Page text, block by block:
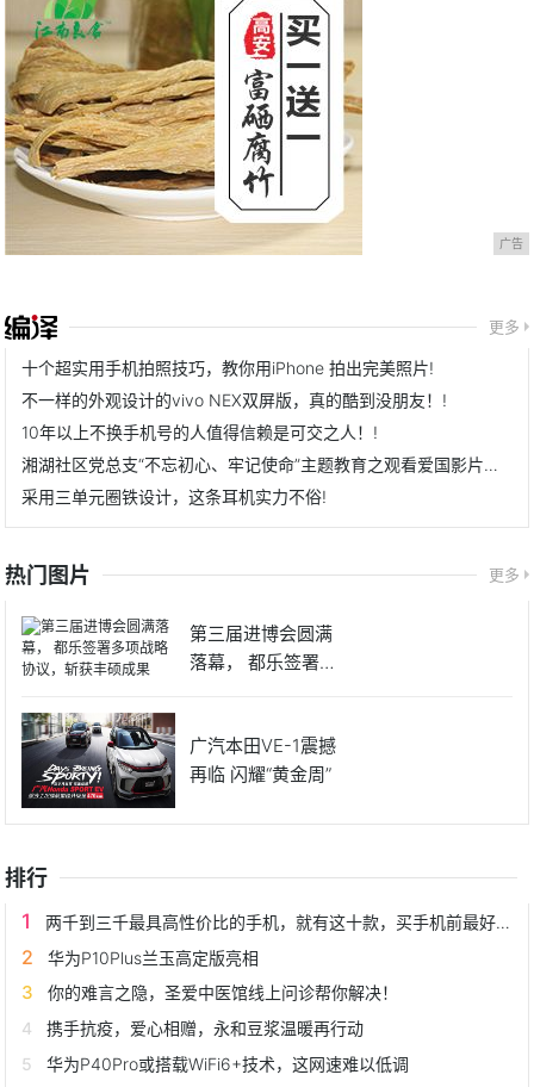
广告
更多
十个超实用手机拍照技巧，教你用iPhone 拍出完美照片!
不一样的外观设计的vivo NEX双屏版，真的酷到没朋友！!
10年以上不换手机号的人值得信赖是可交之人！!
湘湖社区党总支“不忘初心、牢记使命”主题教育之观看爱国影片《我和我的祖国》!
采用三单元圈铁设计，这条耳机实力不俗!
热门图片 更多
第三届进博会圆满
落幕， 都乐签署多
广汽本田VE-1震撼
再临 闪耀“黄金周”
排行
两千到三千最具高性价比的手机，就有这十款，买手机前最好看看
华为P10Plus兰玉高定版亮相
你的难言之隐，圣爱中医馆线上问诊帮你解决！
携手抗疫，爱心相赠，永和豆浆温暖再行动
华为P40Pro或搭载WiFi6+技术，这网速难以低调